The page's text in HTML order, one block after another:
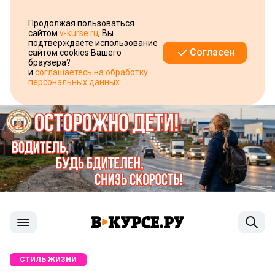
Продолжая пользоваться
сайтом v-kurse.ru, Вы
подтверждаете использование
сайтом cookies Вашего
браузера?
и соглашаетесь на обработку
персональных данных
Согласен
СТИЛЬ ЖИЗНИ